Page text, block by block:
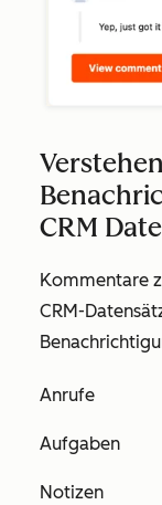
CRM
Kommentare
CRM-
Anrufe
Aufgaben
Notizen